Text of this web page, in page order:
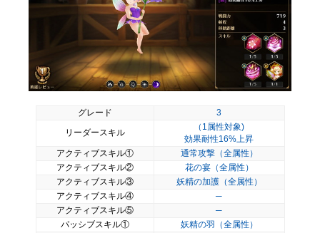
グレード
3
リーダースキル
（1属性対象)
効果耐性16%上昇
アクティブスキル①
通常攻撃（全属性）
アクティブスキル②
花の宴（全属性）
アクティブスキル③
妖精の加護（全属性）
アクティブスキル④
─
アクティブスキル⑤
─
パッシブスキル①
妖精の羽（全属性）